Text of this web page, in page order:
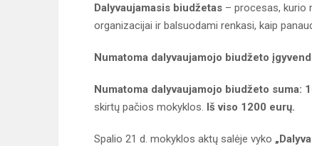
Dalyvaujamasis biudžetas – procesas, kurio
organizacijai ir balsuodami renkasi, kaip
Numatoma dalyvaujamojo biudžeto
Numatoma dalyvaujamojo biudžeto suma:
skirtų pačios mokyklos. Iš viso 1200 eurų.
Spalio 21 d. mokyklos aktų salėje vyko